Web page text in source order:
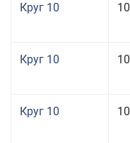
Круг 10 10
Круг 10 10
Круг 10 10